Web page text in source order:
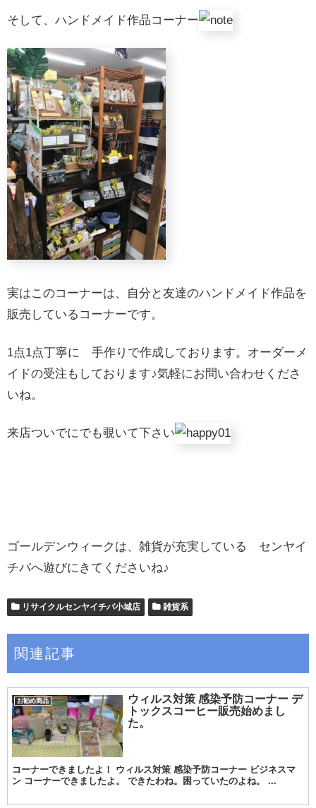
そして、ハンドメイド作品コーナー
実はこのコーナーは、自分と友達のハンドメイド作品を
販売しているコーナーです。
1点1点丁寧に 手作りで作成しております。オーダーメ
イドの受注もしております♪気軽にお問い合わせくださ
いね。
来店ついでにでも覗いて下さい
ゴールデンウィークは、雑貨が充実している センヤイ
チバへ遊びにきてくださいね♪
リサイクルセンヤイチバ小城店 雑貨系
関連記事
お勧め商品
ウィルス対策 感染予防コーナー デ
トックスコーヒー販売始めまし
た。
コーナーできましたよ！ ウィルス対策 感染予防コーナー ビジネスマ
ン コーナーできましたよ。 できたわね。困っていたのよね。 ...